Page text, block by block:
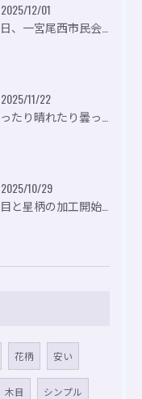
2025/12/01
2025/11/22
2025/10/29
花柄 安い
木目 シンプル